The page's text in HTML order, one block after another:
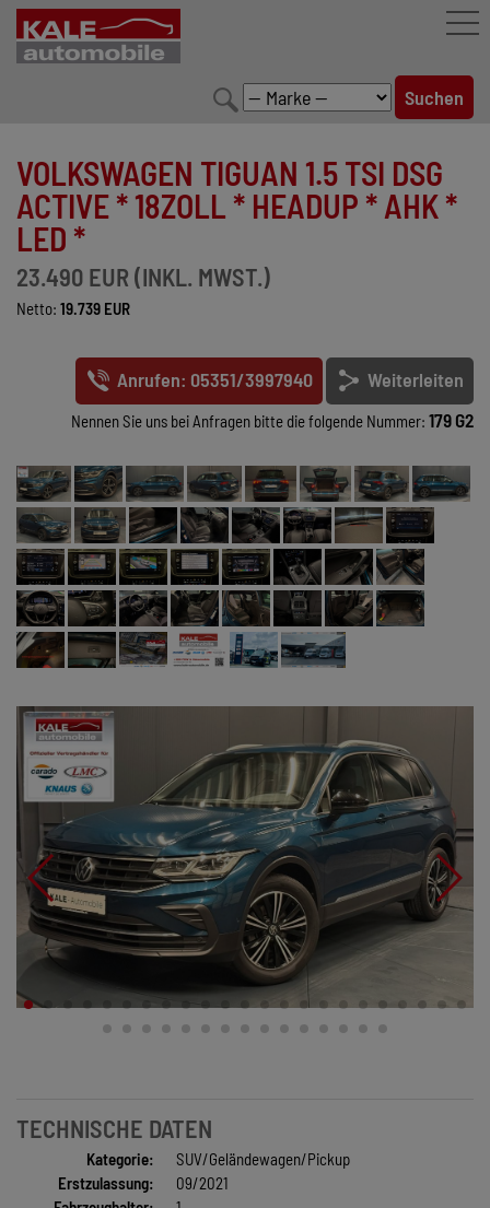
LEISTUNGEN
KONFIGURATOR
MARKENWELT
KONTAKT
VOLKSWAGEN TIGUAN 1.5 TSI DSG
ACTIVE * 18ZOLL * HEADUP * AHK *
LED *
23.490 EUR (INKL. MWST.)
Netto: 19.739 EUR
Anrufen: 05351/3997940 Weiterleiten
Nennen Sie uns bei Anfragen bitte die folgende Nummer: 179 G2
TECHNISCHE DATEN
Kategorie:
SUV/Geländewagen/Pickup
Erstzulassung:
09/2021